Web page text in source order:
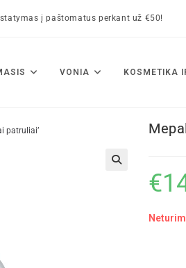
į paštomatus perkant už €50!
VONIA KOSMETIKA
patruliai’
€